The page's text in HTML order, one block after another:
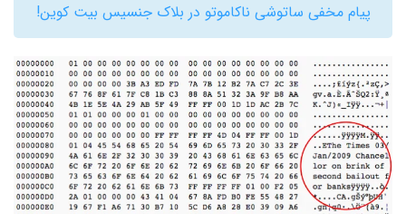
پیام مخفی ساتوشی ناکاموتو در بلاک جنسیس بیت کوین!